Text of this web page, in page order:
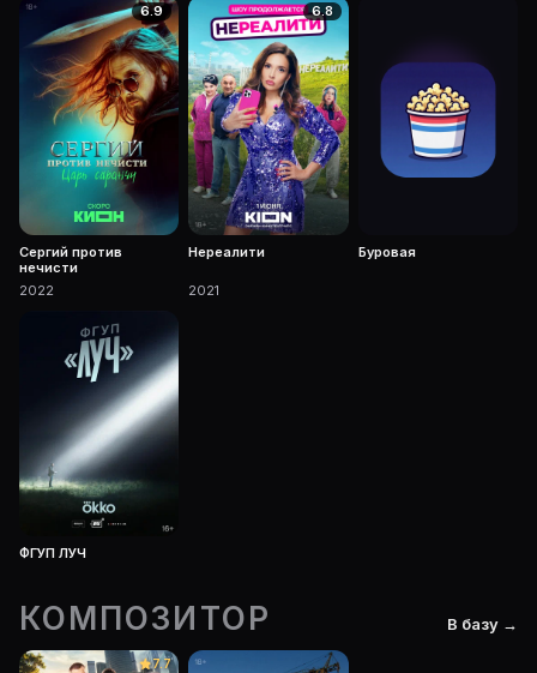
6.9
Сергий против
нечисти
2022
6.8
Нереалити
2021
Буровая
ФГУП ЛУЧ
КОМПОЗИТОР В базу →
7.7